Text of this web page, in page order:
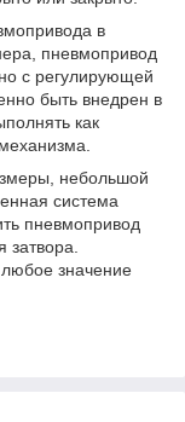
в
пневмопривод
с регулирующей
быть внедрен в
как
небольшой
система
пневмопривод
затвора.
значение